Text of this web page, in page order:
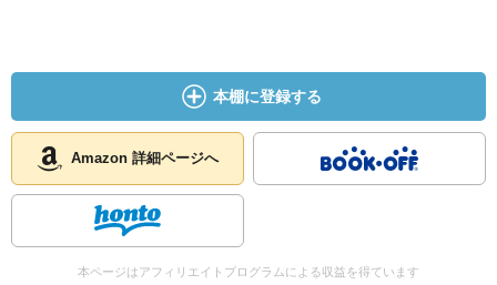
本棚に登録する
Amazon 詳細ページへ
本ページはアフィリエイトプログラムによる収益を得ています